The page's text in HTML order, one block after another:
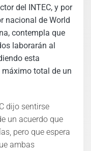
del INTEC, y por
nacional de World
contempla que
laborarán al
esta
máximo total de un
dijo sentirse
un acuerdo que
pero que espera
ambas